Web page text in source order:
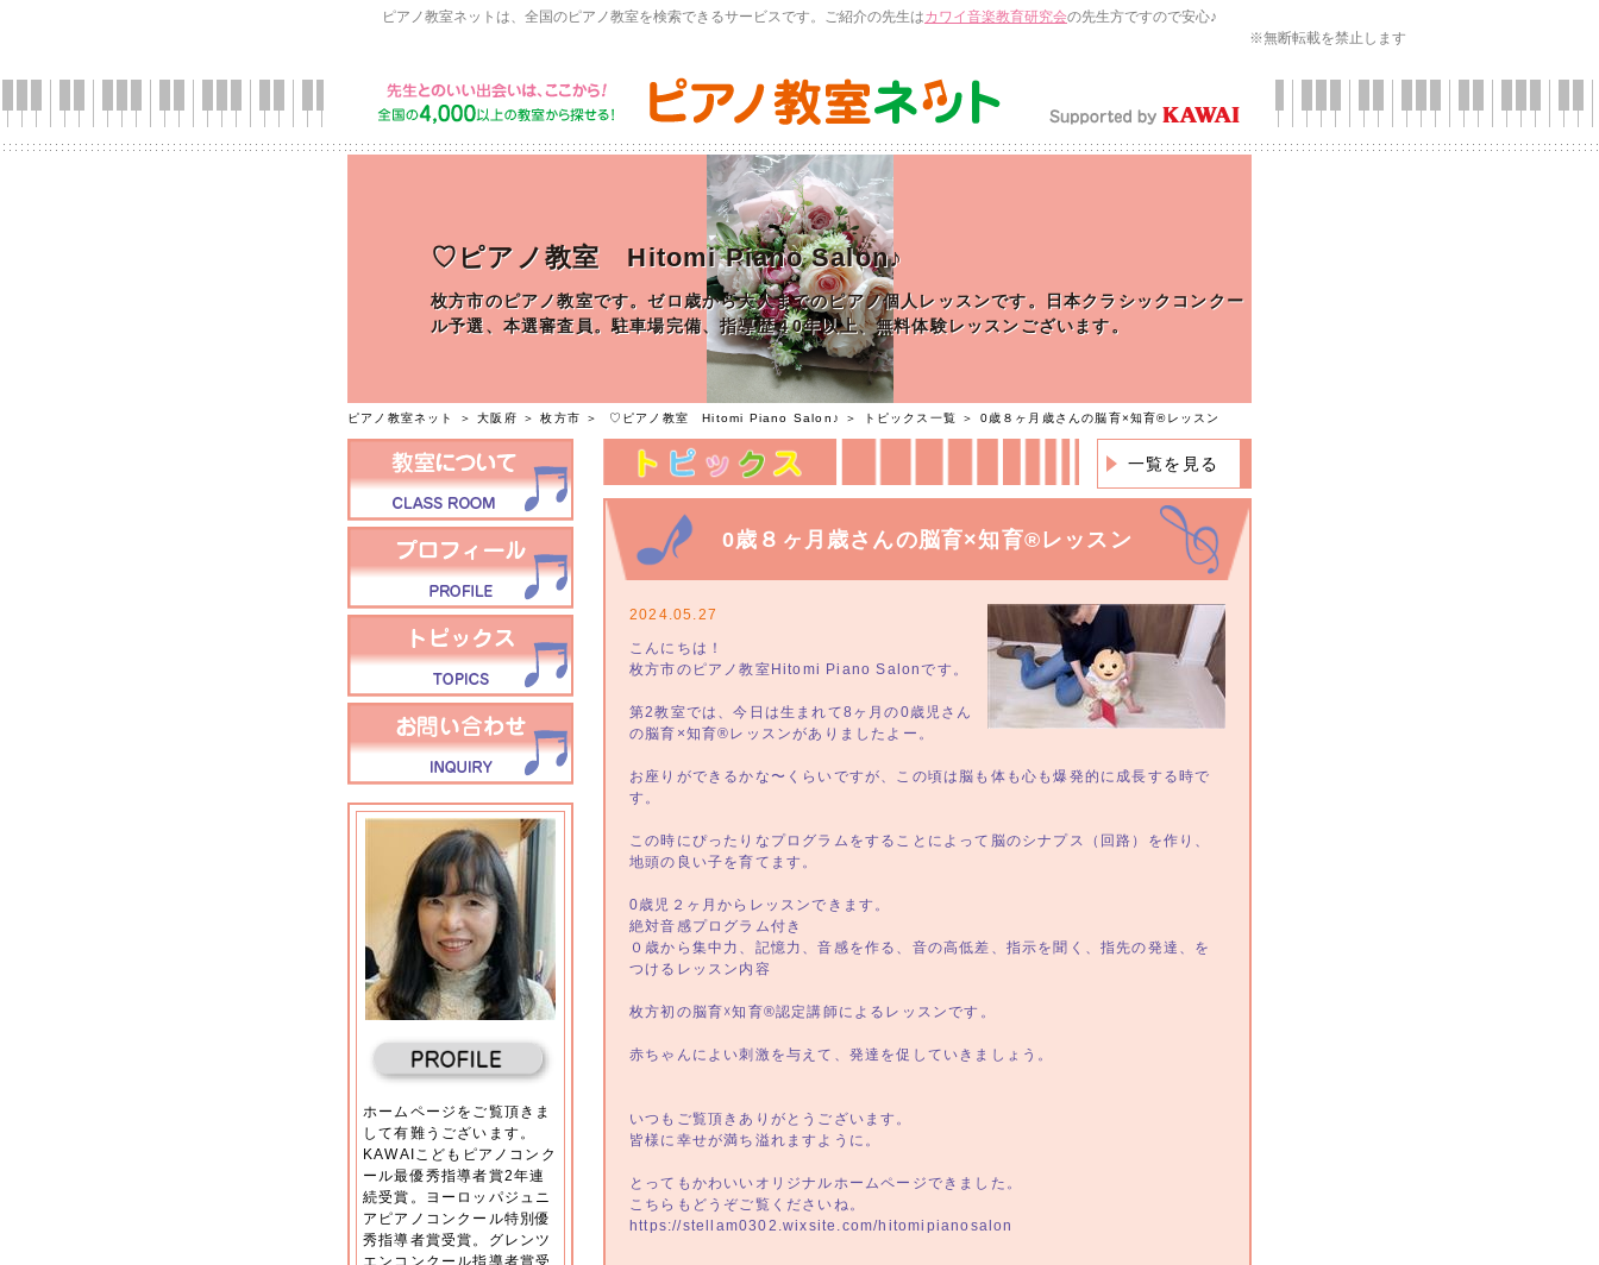
ピアノ教室ネットは、全国のピアノ教室を検索できるサービスです。ご紹介の先生はカワイ音楽教育研究会の先生方ですので安心♪
※無断転載を禁止します
♡ピアノ教室 Hitomi Piano Salon♪
枚方市のピアノ教室です。ゼロ歳から大人までのピアノ個人レッスンです。日本クラシックコンクー
ル予選、本選審査員。駐車場完備、指導歴４0年以上、無料体験レッスンございます。
ピアノ教室ネット ＞大阪府 ＞枚方市 ＞ ♡ピアノ教室 Hitomi Piano Salon♪ ＞ トピックス一覧 ＞ 0歳８ヶ月歳さんの脳育×知育®レッスン
ホームページをご覧頂きま
して有難うございます。
KAWAIこどもピアノコンク
ール最優秀指導者賞2年連
続受賞。ヨーロッパジュニ
アピアノコンクール特別優
秀指導者賞受賞。グレンツ
エンコンクール指導者賞受
一覧を見る
0歳８ヶ月歳さんの脳育×知育®レッスン
2024.05.27
こんにちは！
枚方市のピアノ教室Hitomi Piano Salonです。
第2教室では、今日は生まれて8ヶ月の0歳児さん
の脳育×知育®レッスンがありましたよー。
お座りができるかな〜くらいですが、この頃は脳も体も心も爆発的に成長する時で
す。
この時にぴったりなプログラムをすることによって脳のシナプス（回路）を作り、
地頭の良い子を育てます。
0歳児２ヶ月からレッスンできます。
絶対音感プログラム付き
０歳から集中力、記憶力、音感を作る、音の高低差、指示を聞く、指先の発達、を
つけるレッスン内容
枚方初の脳育☓知育®認定講師によるレッスンです。
赤ちゃんによい刺激を与えて、発達を促していきましょう。
いつもご覧頂きありがとうございます。
皆様に幸せが満ち溢れますように。
とってもかわいいオリジナルホームページできました。
こちらもどうぞご覧くださいね。
https://stellam0302.wixsite.com/hitomipianosalon